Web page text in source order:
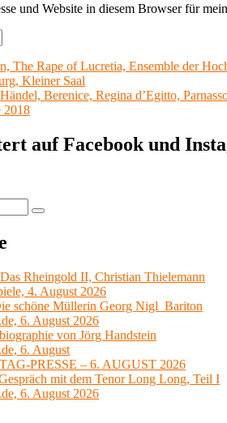
und Website in diesem Browser für
The Rape of Lucretia, Ensemble der
Kleiner Saal
Berenice, Regina d’Egitto,
2018
auf Facebook und
Suchen
Rheingold II, Christian Thielemann
4. August 2026
schöne Müllerin Georg Nigl Bariton
6. August 2026
von Jörg Handstein
6. August
PRESSE – 6. AUGUST 2026
mit dem Tenor Long Long, Teil I
6. August 2026